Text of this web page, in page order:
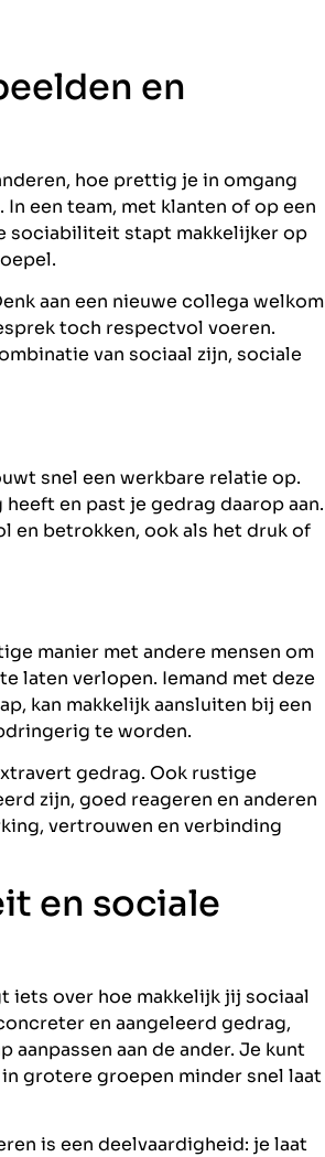
en
hoe prettig je in omgang
een team, met klanten of op een
sociabiliteit stapt makkelijker op
aan een nieuwe collega welkom
toch respectvol voeren.
van sociaal zijn, sociale
snel een werkbare relatie op.
en past je gedrag daarop aan.
en betrokken, ook als het druk of
manier met andere mensen om
laten verlopen. Iemand met deze
kan makkelijk aansluiten bij een
te worden.
gedrag. Ook rustige
zijn, goed reageren en anderen
vertrouwen en verbinding
en sociale
iets over hoe makkelijk jij sociaal
en aangeleerd gedrag,
aan de ander. Je kunt
grotere groepen minder snel laat
is een deelvaardigheid: je laat